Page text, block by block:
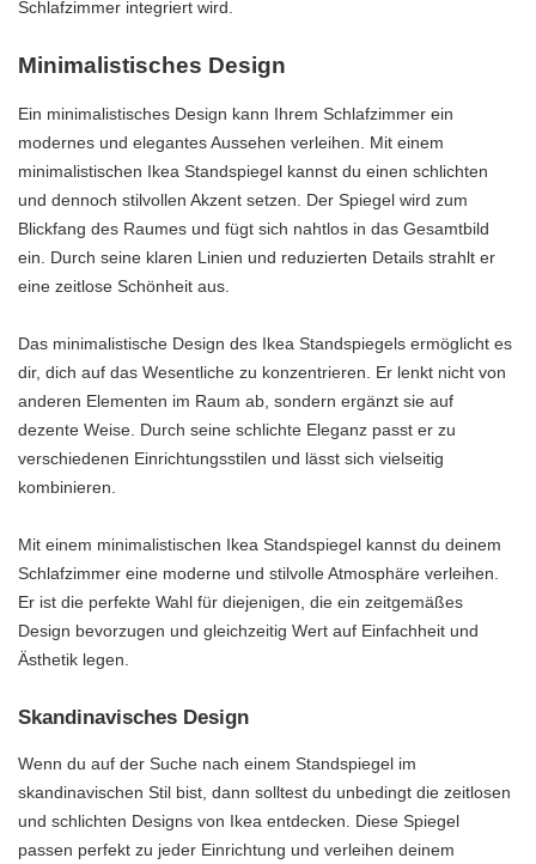
Schlafzimmer integriert wird.
Minimalistisches Design
Ein minimalistisches Design kann Ihrem Schlafzimmer ein
modernes und elegantes Aussehen verleihen. Mit einem
minimalistischen Ikea Standspiegel kannst du einen schlichten
und dennoch stilvollen Akzent setzen. Der Spiegel wird zum
Blickfang des Raumes und fügt sich nahtlos in das Gesamtbild
ein. Durch seine klaren Linien und reduzierten Details strahlt er
eine zeitlose Schönheit aus.
Das minimalistische Design des Ikea Standspiegels ermöglicht es
dir, dich auf das Wesentliche zu konzentrieren. Er lenkt nicht von
anderen Elementen im Raum ab, sondern ergänzt sie auf
dezente Weise. Durch seine schlichte Eleganz passt er zu
verschiedenen Einrichtungsstilen und lässt sich vielseitig
kombinieren.
Mit einem minimalistischen Ikea Standspiegel kannst du deinem
Schlafzimmer eine moderne und stilvolle Atmosphäre verleihen.
Er ist die perfekte Wahl für diejenigen, die ein zeitgemäßes
Design bevorzugen und gleichzeitig Wert auf Einfachheit und
Ästhetik legen.
Skandinavisches Design
Wenn du auf der Suche nach einem Standspiegel im
skandinavischen Stil bist, dann solltest du unbedingt die zeitlosen
und schlichten Designs von Ikea entdecken. Diese Spiegel
passen perfekt zu jeder Einrichtung und verleihen deinem